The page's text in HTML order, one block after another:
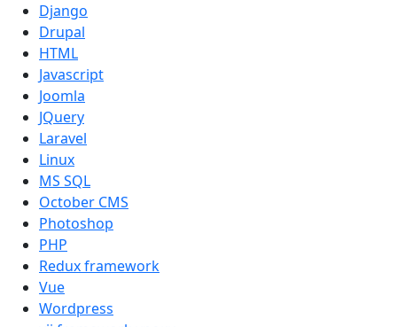
Django
Drupal
HTML
Javascript
Joomla
JQuery
Laravel
Linux
MS SQL
October CMS
Photoshop
PHP
Redux framework
Vue
Wordpress